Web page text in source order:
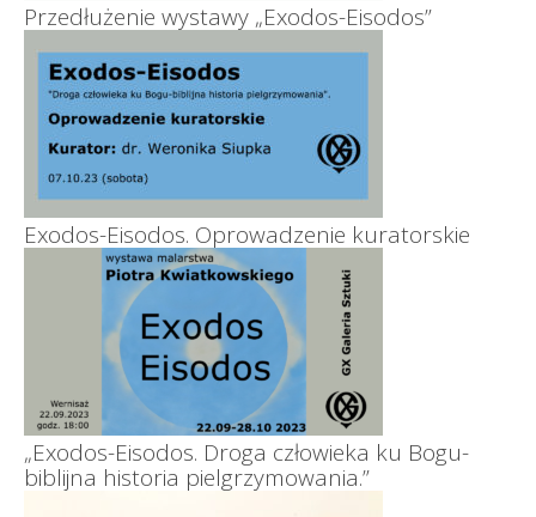
Przedłużenie wystawy „Exodos-Eisodos”
Exodos-Eisodos. Oprowadzenie kuratorskie
„Exodos-Eisodos. Droga człowieka ku Bogu-
biblijna historia pielgrzymowania.”